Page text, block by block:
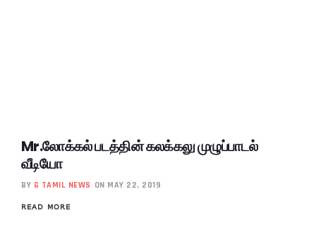
Mr.லோக்கல் படத்தின் கலக்கலு முழுப்பாடல்
வீடியோ
BY G TAMIL NEWS ON MAY 22, 2019
READ MORE